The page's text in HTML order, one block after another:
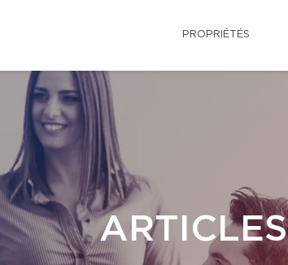
PROPRIÉTÉS
ARTICLES